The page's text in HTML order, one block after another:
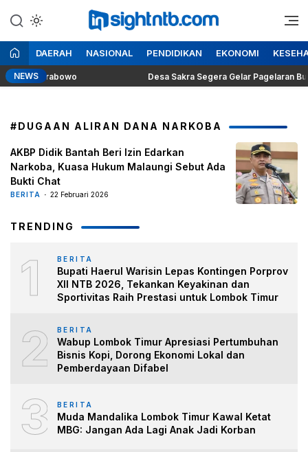
ke
konten
Insight NTB
Berita Seputar NTB
DAERAH NASIONAL PENDIDIKAN EKONOMI
NEWS
Prabowo Desa Sakra Segera Gelar Pagelaran
#DUGAAN ALIRAN DANA NARKOBA
AKBP Didik Bantah Beri Izin Edarkan
Narkoba, Kuasa Hukum Malaungi Sebut Ada
Bukti Chat
BERITA 22 Februari 2026
TRENDING
1 BERITA
Bupati Haerul Warisin Lepas Kontingen Porprov
XII NTB 2026, Tekankan Keyakinan dan
Sportivitas Raih Prestasi untuk Lombok Timur
2 BERITA
Wabup Lombok Timur Apresiasi Pertumbuhan
Bisnis Kopi, Dorong Ekonomi Lokal dan
Pemberdayaan Difabel
3 BERITA
Muda Mandalika Lombok Timur Kawal Ketat
MBG: Jangan Ada Lagi Anak Jadi Korban